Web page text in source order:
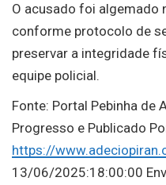
O acusado foi algemado
conforme protocolo de
preservar a integridade
equipe policial.
Fonte: Portal Pebinha de
Progresso e Publicado
https://
13/06/2025:18:00:00